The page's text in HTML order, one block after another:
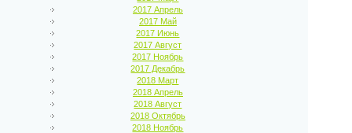
2017 Апрель
2017 Май
2017 Июнь
2017 Август
2017 Ноябрь
2017 Декабрь
2018 Март
2018 Апрель
2018 Август
2018 Октябрь
2018 Ноябрь